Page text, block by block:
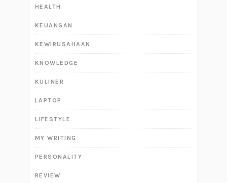
HEALTH
KEUANGAN
KEWIRUSAHAAN
KNOWLEDGE
KULINER
LAPTOP
LIFESTYLE
MY WRITING
PERSONALITY
REVIEW